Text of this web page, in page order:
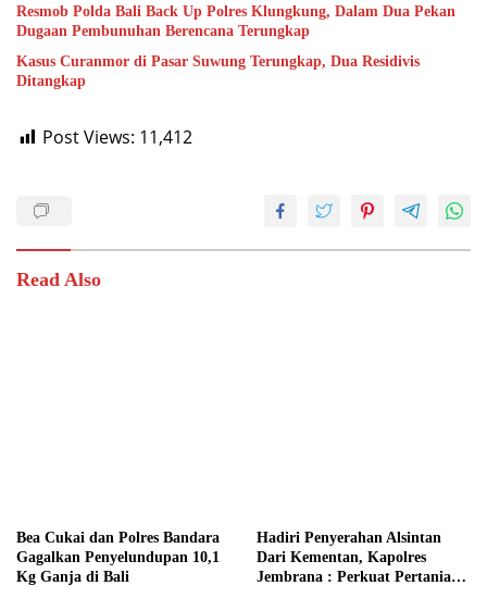
Resmob Polda Bali Back Up Polres Klungkung, Dalam Dua Pekan
Dugaan Pembunuhan Berencana Terungkap
Kasus Curanmor di Pasar Suwung Terungkap, Dua Residivis
Ditangkap
Post Views: 11,412
Read Also
Bea Cukai dan Polres Bandara
Gagalkan Penyelundupan 10,1
Kg Ganja di Bali
Hadiri Penyerahan Alsintan
Dari Kementan, Kapolres
Jembrana : Perkuat Pertanian